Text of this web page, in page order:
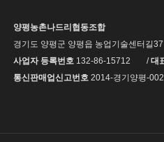
양평농촌나드리협동조합
경기도 양평군 양평읍 농업기술센터길
사업자 등록번호 132-86-15712 /대
통신판매업신고번호 2014-경기양평-